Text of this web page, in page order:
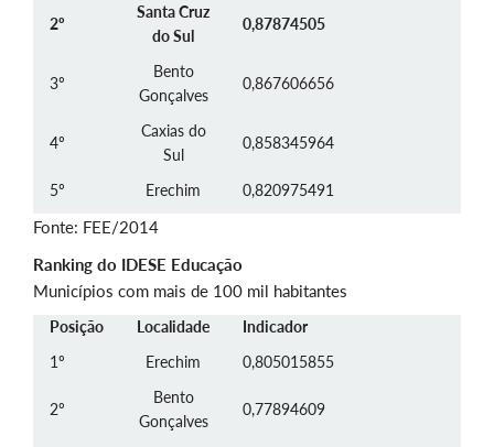
2º
Santa Cruz
do Sul
0,87874505
3º
Bento
Gonçalves
0,867606656
4º
Caxias do
Sul
0,858345964
5º Erechim 0,820975491
Fonte: FEE/2014
Ranking do IDESE Educação
Municípios com mais de 100 mil habitantes
Posição Localidade
Indicador
1º
Erechim 0,805015855
2º
Bento
Gonçalves
0,77894609